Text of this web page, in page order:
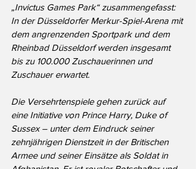
„Invictus Games Park“ zusammengefasst:
In der Düsseldorfer Merkur-Spiel-Arena mit
dem angrenzenden Sportpark und dem
Rheinbad Düsseldorf werden insgesamt
bis zu 100.000 Zuschauerinnen und
Zuschauer erwartet.
Die Versehrtenspiele gehen zurück auf
eine Initiative von Prince Harry, Duke of
Sussex – unter dem Eindruck seiner
zehnjährigen Dienstzeit in der Britischen
Armee und seiner Einsätze als Soldat in